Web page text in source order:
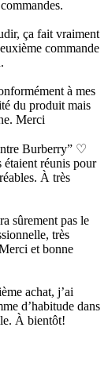
ça fait vraiment
commande
à mes
du produit mais
Merci
Burberry” ♡
réunis pour
À très
sûrement pas le
très
et bonne
achat, j’ai
d’habitude dans
À bientôt!